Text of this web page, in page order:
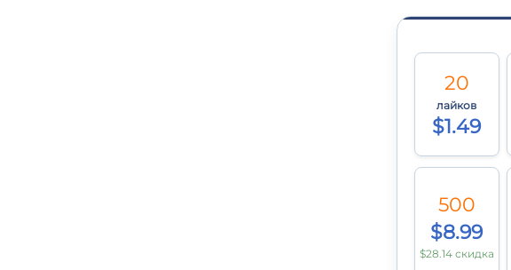
20
лайков
$1.49
500
$8.99
$28.14 скидка